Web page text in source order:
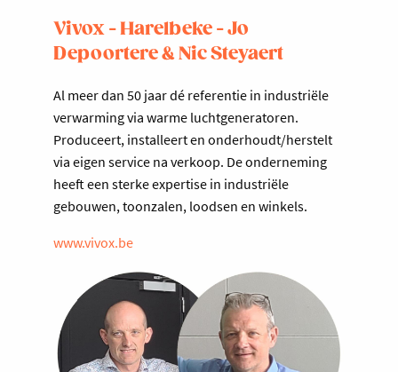
Vivox - Harelbeke - Jo
Depoortere & Nic Steyaert
Al meer dan 50 jaar dé referentie in industriële
verwarming via warme luchtgeneratoren.
Produceert, installeert en onderhoudt/herstelt
via eigen service na verkoop. De onderneming
heeft een sterke expertise in industriële
gebouwen, toonzalen, loodsen en winkels.
www.vivox.be